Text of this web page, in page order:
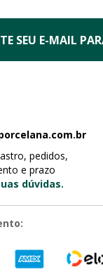
SEU E-MAIL
pedidos,
e prazo
dúvidas.